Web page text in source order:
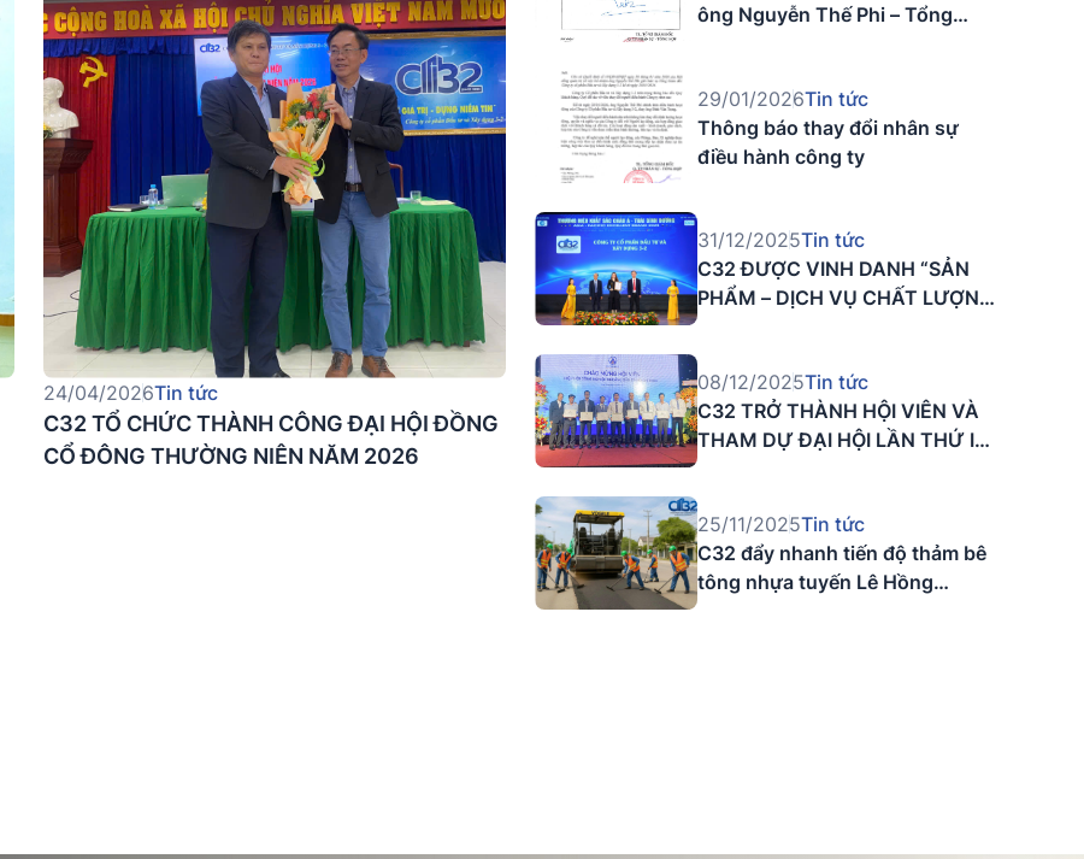
24/04/2026Tin tức
C32 TỔ CHỨC THÀNH CÔNG ĐẠI HỘI ĐỒNG
CỔ ĐÔNG THƯỜNG NIÊN NĂM 2026
ông Nguyễn Thế Phi – Tổng
29/01/2026Tin tức
Thông báo thay đổi nhân sự
điều hành công ty
31/12/2025Tin tức
C32 ĐƯỢC VINH DANH “SẢN
PHẨM – DỊCH VỤ CHẤT LƯỢNG
08/12/2025Tin tức
C32 TRỞ THÀNH HỘI VIÊN VÀ
THAM DỰ ĐẠI HỘI LẦN THỨ I
25/11/2025Tin tức
C32 đẩy nhanh tiến độ thảm bê
tông nhựa tuyến Lê Hồng